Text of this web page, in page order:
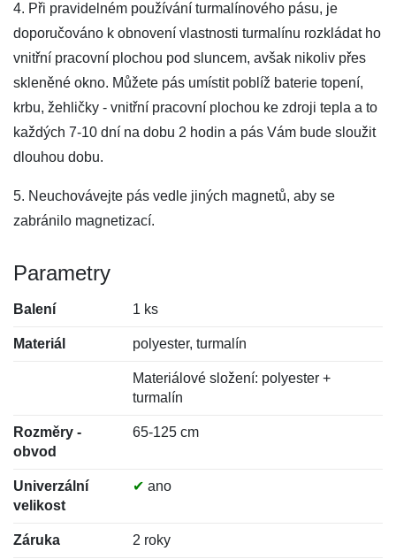
4. Při pravidelném používání turmalínového pásu, je
doporučováno k obnovení vlastnosti turmalínu rozkládat ho
vnitřní pracovní plochou pod sluncem, avšak nikoliv přes
skleněné okno. Můžete pás umístit poblíž baterie topení,
krbu, žehličky - vnitřní pracovní plochou ke zdroji tepla a to
každých 7-10 dní na dobu 2 hodin a pás Vám bude sloužit
dlouhou dobu.
5. Neuchovávejte pás vedle jiných magnetů, aby se
zabránilo magnetizací.
Parametry
Balení 1 ks
Materiál polyester, turmalín
Materiálové složení: polyester +
turmalín
Rozměry -
obvod
65-125 cm
Univerzální
velikost
✔ ano
Záruka 2 roky